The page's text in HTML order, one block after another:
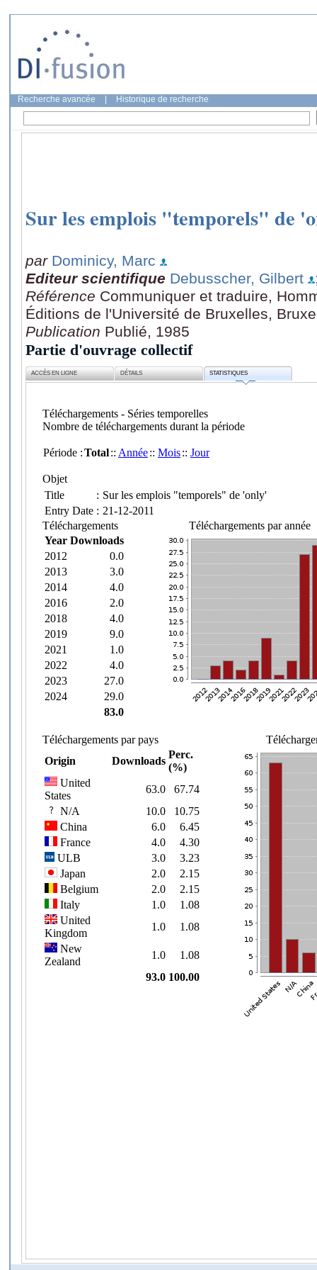
Recherche avancée Historique de recherche
Sur les emplois "temporels" de
par Dominicy, Marc
Editeur scientifique Debusscher, Gilbert
Référence Communiquer et traduire,
Éditions de l'Université de Bruxelles,
Publication Publié, 1985
Partie d'ouvrage collectif
ACCÈS EN LIGNE DÉTAILS STATISTIQUES